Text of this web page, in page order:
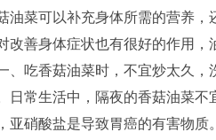
菜可以补充身体所需的营养，
善身体症状也有很好的作用，
吃香菇油菜时，不宜炒太久
常生活中，隔夜的香菇油菜
硝酸盐是导致胃癌的有害物质。